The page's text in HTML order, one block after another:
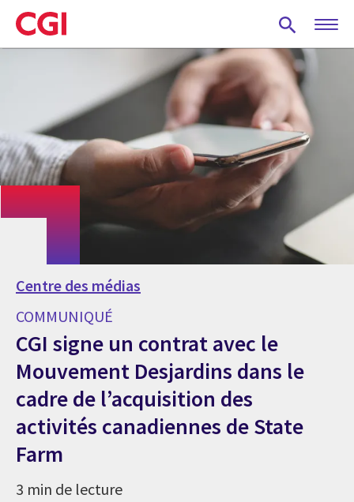
Skip
to
main
Centre des médias
COMMUNIQUÉ
CGI signe un contrat avec le
Mouvement Desjardins dans le
cadre de l’acquisition des
activités canadiennes de State
Farm
3 min de lecture